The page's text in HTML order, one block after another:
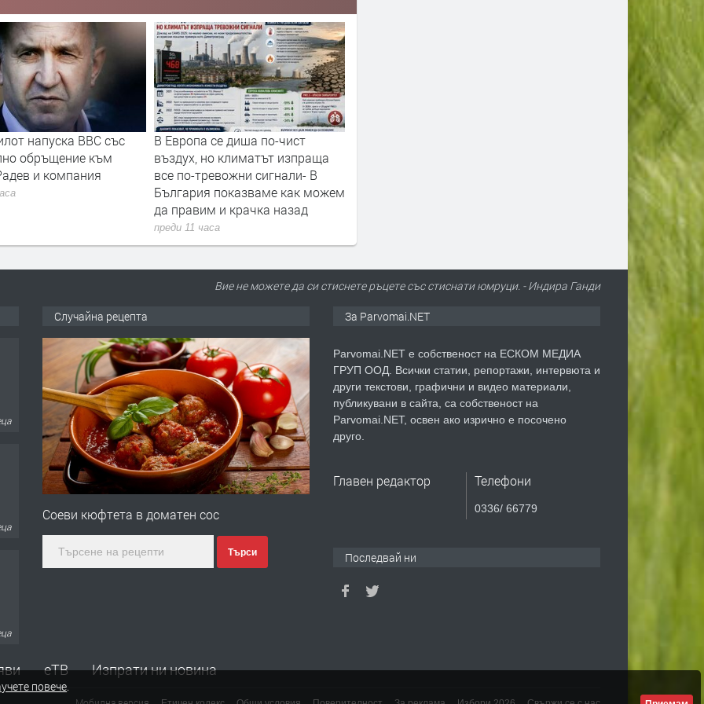
напуска ВВС със
обръщение към
и компания
В Европа се диша по-чист
въздух, но климатът изпраща
все по-тревожни сигнали- В
България показваме как можем
да правим и крачка назад
преди 11 часа
Първите бели щъркели
Вие не можете да си стиснете ръцете със стиснати юмруци. - Индира Ганди
Случайна рецепта
Соеви кюфтета в доматен сос
Търси
За Parvomai.NET
Parvomai.NET е собственост на ЕСКОМ МЕДИА
ГРУП ООД. Всички статии, репортажи, интервюта и
други текстови, графични и видео материали,
публикувани в сайта, са собственост на
Parvomai.NET, освен ако изрично е посочено
друго.
Главен редактор Телефони
0336/ 66779
Последвай ни
еТВ Изпрати ни новина
повече.